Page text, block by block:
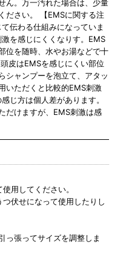
ん。万一汚れた場合は、少量
ださい。 【EMSに関する注
伝わる仕組みになっていま
を感じにくくなりす。EMS
位を随時、水やお湯などで十
皮はEMSを感じにくい部位
シャンプーを泡立て、アタッ
いただくと比較的EMS刺激
じ方は個人差があります。
だけますが、EMS刺激は感
用してください。
伏せになって使用したりし
っ張ってサイズを調整しま